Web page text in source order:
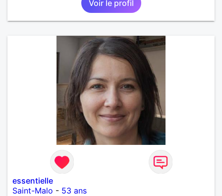
Voir le profil
essentielle
Saint-Malo - 53 ans